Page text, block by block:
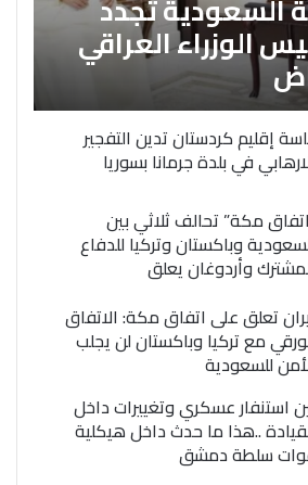
الوزراء العراقي
إقليم كردستان تدين التفجير
في بلدة جرمانا بسوريا
مكة” تحالف ثلاثي بين
وباكستان وتركيا للدفاع
وأردوغان يعلق
تعلق على اتفاق مكة: الاتفاق
مع تركيا وباكستان لن يجلب
للسعودية
استنفار عسكري وتغييرات داخل
..هذا ما حدث داخل هيكلية
سلطة دمشق